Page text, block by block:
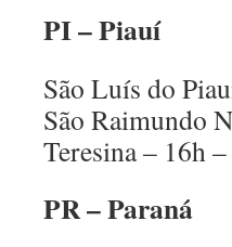
PI – Piauí
São Luís do
São Raimundo
Teresina – 16h
PR – Paraná